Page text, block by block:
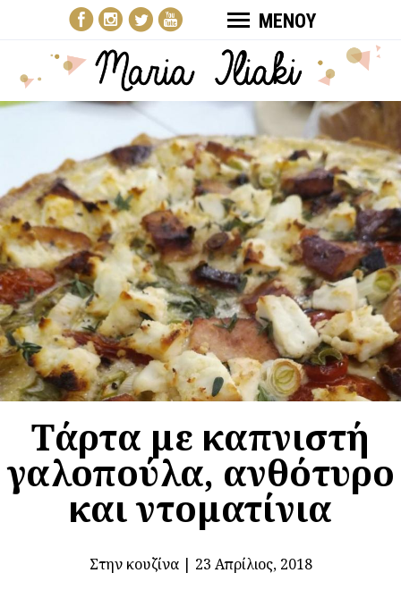
ΜΕΝΟΥ
Τάρτα με καπνιστή
γαλοπούλα, ανθότυρο
και ντοματίνια
Στην κουζίνα| 23 Απρίλιος, 2018